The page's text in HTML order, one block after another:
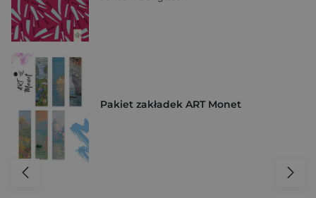
Pakiet zakładek ART Monet